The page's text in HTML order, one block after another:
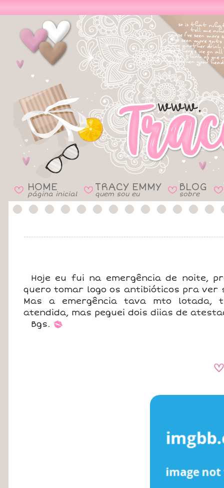
B HOME
página inicial B TRACY EMMY
quem sou eu B BLOG
sobre B
Hoje eu fui na emergência de noite,
quero tomar logo os antibióticos pra ver
Mas a emergência tava mto lotada,
atendida, mas peguei dois diias de
Bgs. *
A